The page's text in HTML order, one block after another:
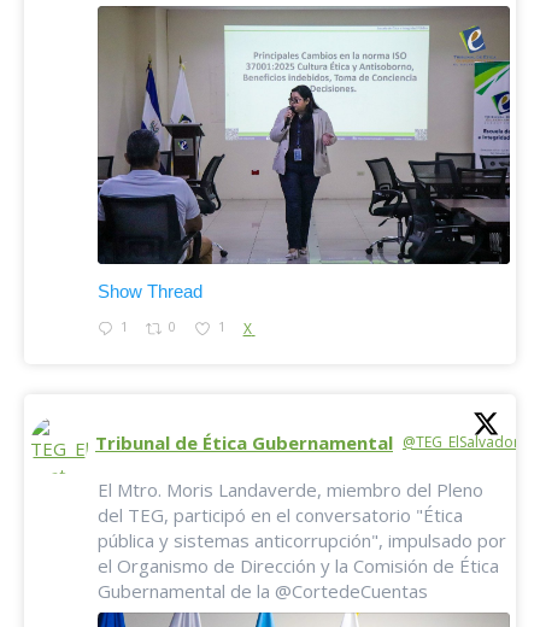
Show Thread
1 0 1 X
Tribunal de Ética Gubernamental @TEG_ElSalvador
El Mtro. Moris Landaverde, miembro del Pleno
del TEG, participó en el conversatorio "Ética
pública y sistemas anticorrupción", impulsado por
el Organismo de Dirección y la Comisión de Ética
Gubernamental de la @CortedeCuentas